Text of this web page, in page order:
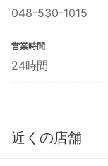
048-530-1015
営業時間
24時間
近くの店舗